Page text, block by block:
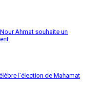
Ahmat souhaite un
l’élection de Mahamat